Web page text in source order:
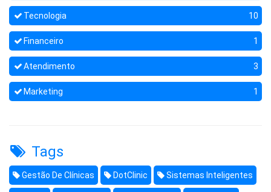
Tecnologia 10
Financeiro 1
Atendimento 3
Marketing 1
Tags
Gestão De Clínicas DotClinic Sistemas Inteligentes